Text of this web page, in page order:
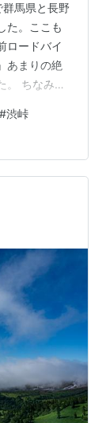
馬県と長野
た。ここも
ロードバイ
あまりの絶
。 ちなみに
ぐに通行
も警戒レ
ります。な
たのです
なので、深
ト…
#渋峠